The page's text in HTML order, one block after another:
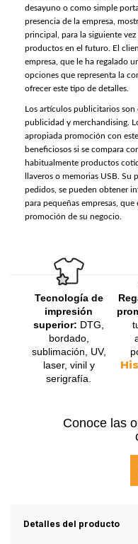
desayuno o como simple
presencia de la empresa,
principal, para la siguiente
productos en el futuro. El
empresa, que le ha regalado
opciones que representa la
ofrecer este tipo de detalles.
Los artículos publicitarios son
publicidad y merchandising.
apropiada promoción con
beneficiosos si se compara
habitualmente productos
llaveros o memorias USB. Su
pedidos, se pueden obtener
para pequeñas empresas,
promoción de su negocio.
Tecnología de
impresión
superior: DTG,
bordado,
sublimación, UV,
laser, vinil y
serigrafía.
Conoce las
Detalles del producto